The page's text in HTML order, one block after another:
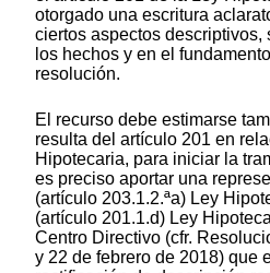
otorgado una escritura
ciertos aspectos descriptivos,
los hechos y en el
resolución.
El recurso debe estimarse
resulta del artículo 201 en
Hipotecaria, para iniciar la
es preciso aportar una
(artículo 203.1.2.ªa) Ley
(artículo 201.1.d) Ley
Centro Directivo (cfr.
y 22 de febrero de 2018) que